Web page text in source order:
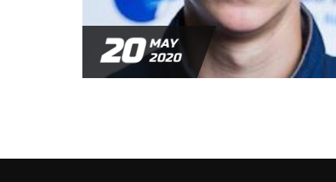
20 MAY
2020